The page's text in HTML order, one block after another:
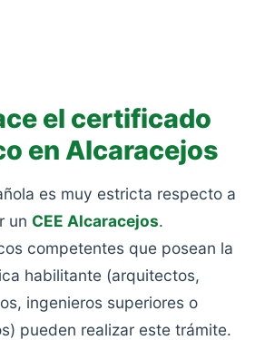
el certificado
en Alcaracejos
es muy estricta respecto a
un CEE Alcaracejos.
competentes que posean la
habilitante (arquitectos,
ingenieros superiores o
pueden realizar este trámite.